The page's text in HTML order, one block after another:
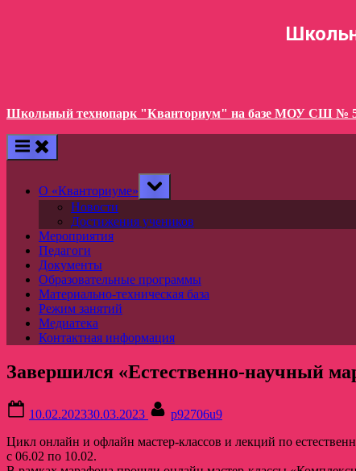
Школьный технопарк "Кванториум" на базе МОУ СШ №
О «Кванториуме»
Toggle
sub-
Новости
Достижения учеников
Мероприятия
Педагоги
Документы
Образовательные программы
Материально-техническая база
Режим занятий
Медиатека
Контактная информация
Завершился «Естественно-научный
on
10.02.202330.03.2023
p92706u9
Цикл онлайн и офлайн мастер-классов и лекций по
с 06.02 по 10.02.